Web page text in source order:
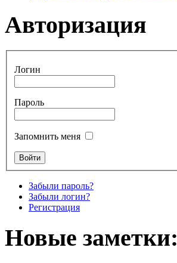
Авторизация
Логин
Пароль
Запомнить меня
Забыли пароль?
Забыли логин?
Регистрация
Новые заметки: